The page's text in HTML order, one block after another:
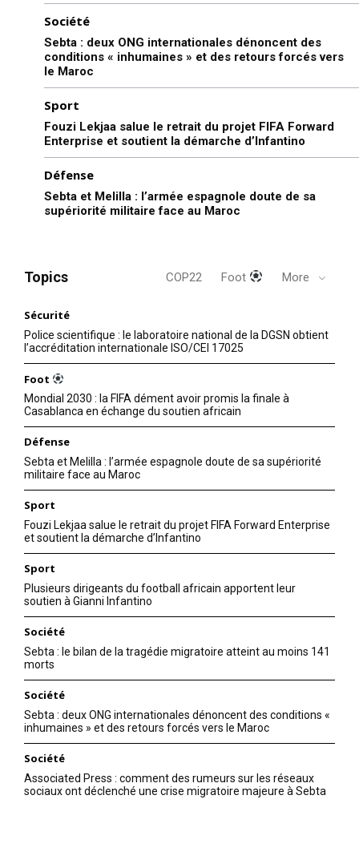
Société
Sebta : deux ONG internationales dénoncent des
conditions « inhumaines » et des retours forcés vers
le Maroc
Sport
Fouzi Lekjaa salue le retrait du projet FIFA Forward
Enterprise et soutient la démarche d’Infantino
Défense
Sebta et Melilla : l’armée espagnole doute de sa
supériorité militaire face au Maroc
Topics COP22 Foot More
Sécurité
Police scientifique : le laboratoire national de la DGSN obtient
l’accréditation internationale ISO/CEI 17025
Foot
Mondial 2030 : la FIFA dément avoir promis la finale à
Casablanca en échange du soutien africain
Défense
Sebta et Melilla : l’armée espagnole doute de sa supériorité
militaire face au Maroc
Sport
Fouzi Lekjaa salue le retrait du projet FIFA Forward Enterprise
et soutient la démarche d’Infantino
Sport
Plusieurs dirigeants du football africain apportent leur
soutien à Gianni Infantino
Société
Sebta : le bilan de la tragédie migratoire atteint au moins 141
morts
Société
Sebta : deux ONG internationales dénoncent des conditions «
inhumaines » et des retours forcés vers le Maroc
Société
Associated Press : comment des rumeurs sur les réseaux
sociaux ont déclenché une crise migratoire majeure à Sebta